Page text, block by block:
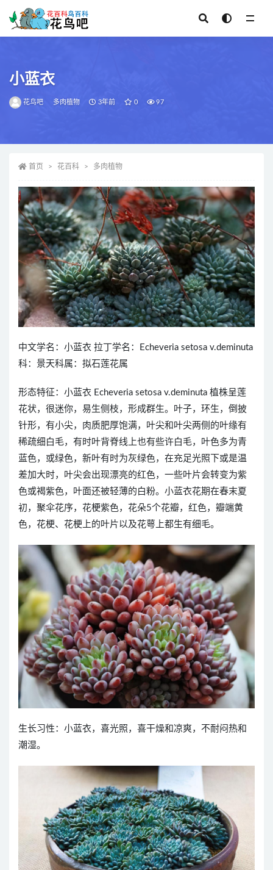
小蓝衣
花鸟吧 多肉植物 3年前 0 97
首页 花百科 多肉植物
中文学名：小蓝衣 拉丁学名：Echeveria setosa v.deminuta
科：景天科属：拟石莲花属
形态特征：小蓝衣 Echeveria setosa v.deminuta 植株呈莲
花状，很迷你，易生侧枝，形成群生。叶子，环生，倒披
针形，有小尖，肉质肥厚饱满，叶尖和叶尖两侧的叶缘有
稀疏细白毛，有时叶背脊线上也有些许白毛，叶色多为青
蓝色，或绿色，新叶有时为灰绿色，在充足光照下或是温
差加大时，叶尖会出现漂亮的红色，一些叶片会转变为紫
色或褐紫色，叶面还被轻薄的白粉。小蓝衣花期在春末夏
初，聚伞花序，花梗紫色，花朵5个花瓣，红色，瓣端黄
色，花梗、花梗上的叶片以及花萼上都生有细毛。
生长习性：小蓝衣，喜光照，喜干燥和凉爽，不耐闷热和
潮湿。